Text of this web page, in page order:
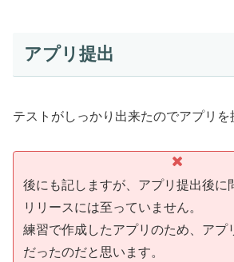
アプリ提出
テストがしっかり出来たのでアプリを
後にも記しますが、アプリ提出後に
リリースには至っていません。
練習で作成したアプリのため、アプ
だったのだと思います。